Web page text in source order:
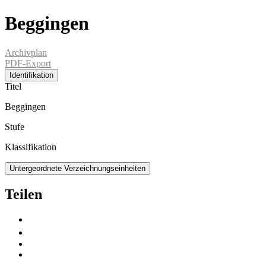
Beggingen
Archivplan
PDF-Export
Identifikation
Titel
Beggingen
Stufe
Klassifikation
Untergeordnete Verzeichnungseinheiten
Teilen